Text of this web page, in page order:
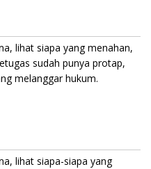
lihat siapa yang menahan,
sudah punya protap,
melanggar hukum.
lihat siapa-siapa yang